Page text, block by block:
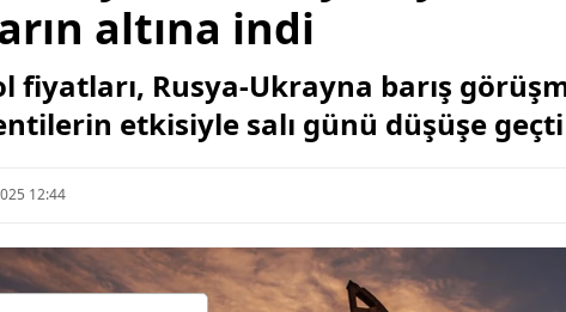
altına indi
fiyatları, Rusya-Ukrayna barış
etkisiyle salı günü düşüşe geçti
12:44